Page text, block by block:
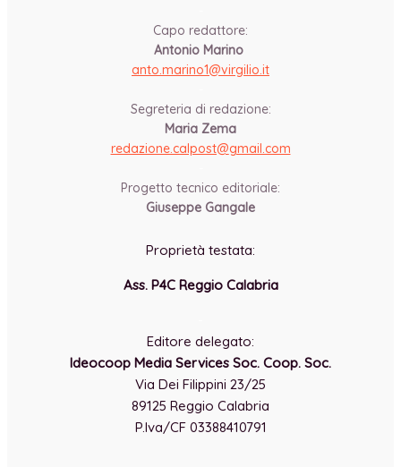
Capo redattore:
Antonio Marino
anto.marino1@virgilio.it
Segreteria di redazione:
Maria Zema
redazione.calpost@gmail.com
Progetto tecnico editoriale:
Giuseppe Gangale
Proprietà testata:
Ass. P4C Reggio Calabria
Editore delegato:
Ideocoop Media Services Soc. Coop. Soc.
Via Dei Filippini 23/25
89125 Reggio Calabria
P.Iva/CF 03388410791